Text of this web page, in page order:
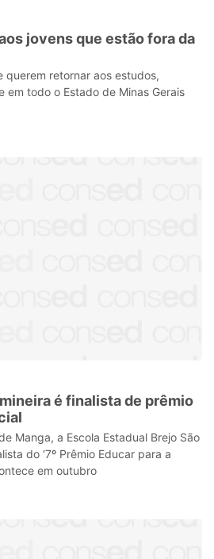
jovens que estão fora da
querem retornar aos estudos,
em todo o Estado de Minas Gerais
é finalista de prêmio
Manga, a Escola Estadual Brejo São
do ‘7º Prêmio Educar para a
em outubro